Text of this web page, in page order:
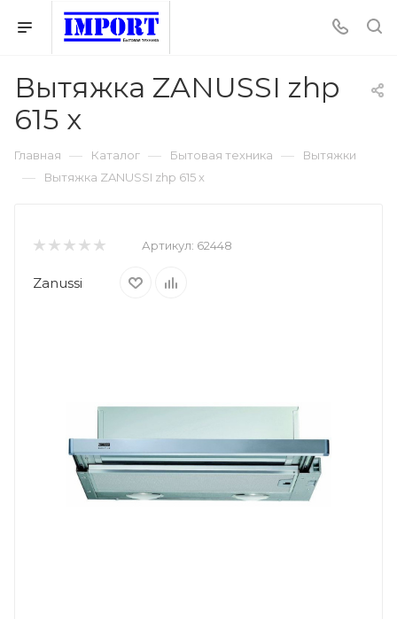
Вытяжка ZANUSSI zhp
615 x
Главная — Каталог — Бытовая техника — Вытяжки
— Вытяжка ZANUSSI zhp 615 x
Артикул: 62448
Zanussi